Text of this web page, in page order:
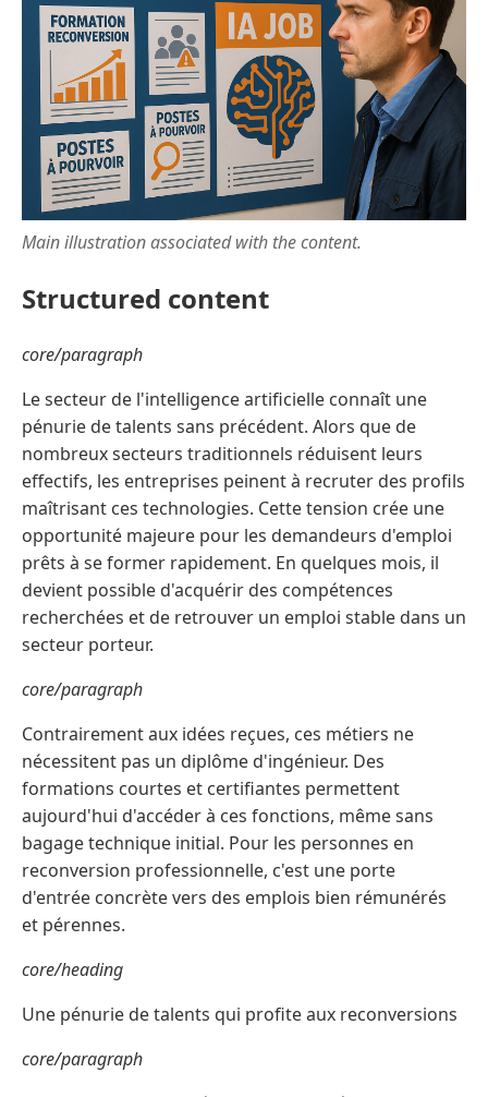
Main illustration associated with the content.
Structured content
core/paragraph
Le secteur de l'intelligence artificielle connaît une
pénurie de talents sans précédent. Alors que de
nombreux secteurs traditionnels réduisent leurs
effectifs, les entreprises peinent à recruter des profils
maîtrisant ces technologies. Cette tension crée une
opportunité majeure pour les demandeurs d'emploi
prêts à se former rapidement. En quelques mois, il
devient possible d'acquérir des compétences
recherchées et de retrouver un emploi stable dans un
secteur porteur.
core/paragraph
Contrairement aux idées reçues, ces métiers ne
nécessitent pas un diplôme d'ingénieur. Des
formations courtes et certifiantes permettent
aujourd'hui d'accéder à ces fonctions, même sans
bagage technique initial. Pour les personnes en
reconversion professionnelle, c'est une porte
d'entrée concrète vers des emplois bien rémunérés
et pérennes.
core/heading
Une pénurie de talents qui profite aux reconversions
core/paragraph